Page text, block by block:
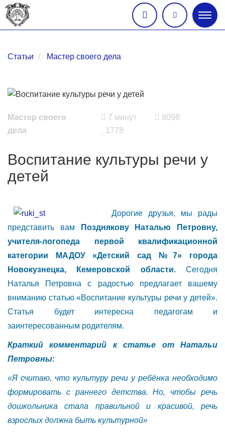
меню
Статьи Мастер своего дела
Мастер своего
дела
7 минут
8098
1778
Воспитание культуры речи у
детей
Дорогие друзья, мы рады
представить вам
Позднякову Наталью Петровну,
учителя-логопеда первой квалификационной
категории МАДОУ «Детский сад №7» города
Новокузнецка, Кемеровской области. Сегодня
Наталья Петровна с радостью предлагает вашему
вниманию статью «Воспитание культуры речи у детей».
Статья будет интересна педагогам и
заинтересованным родителям.
Краткий комментарий к статье отНатальи
Петровны:
«Я считаю, что культуру речи у ребёнка необходимо
формировать с раннего детства. Но, чтобы речь
дошкольника стала правильной и красивой, речь
взрослых должна быть культурной»